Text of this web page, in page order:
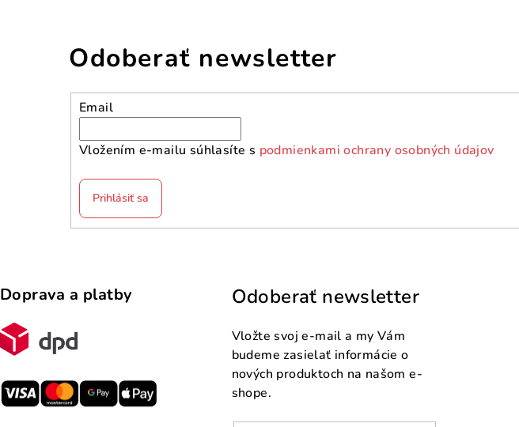
Odoberať newsletter
Email
Vložením e-mailu súhlasíte s podmienkami ochrany osobných údajov
Prihlásiť sa
Doprava a platby Odoberať newsletter
Vložte svoj e-mail a my Vám
budeme zasielať informácie o
nových produktoch na našom e-
shope.